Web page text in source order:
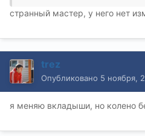
странный мастер, у него нет
trez
Опубликовано 5 ноября,
я меняю вкладыши, но колено